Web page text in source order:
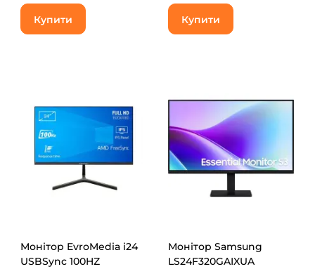
Купити Купити
Монітор EvroMedia i24
USBSync 100HZ
Монітор Samsung
LS24F320GAIXUA